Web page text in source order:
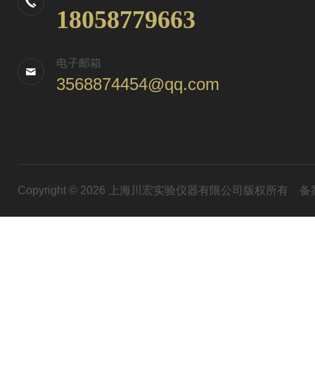
18058779663
电子邮箱
3568874454@qq.com
Copyright © 2026 上海川宏实验仪器有限公司版权所有 备